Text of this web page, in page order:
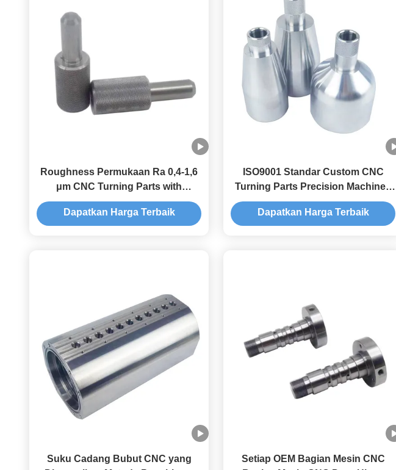
Roughness Permukaan Ra 0,4-1,6
μm CNC Turning Parts with
Processing Method CNC Turning
Clear Anodizing dan Sand Blasting
Dapatkan Harga Terbaik
ISO9001 Standar Custom CNC
Turning Parts Precision Machined
Components Solusi yang
Disesuaikan untuk Aplikasi Industri
Dapatkan Harga Terbaik
Suku Cadang Bubut CNC yang
Setiap OEM Bagian Mesin CNC